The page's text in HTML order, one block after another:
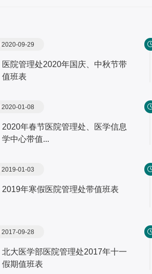
2020-09-29
医院管理处2020年国庆、中秋节带
值班表
2020-01-08
2020年春节医院管理处、医学信息
学中心带值...
2019-01-03
2019年寒假医院管理处带值班表
2017-09-28
北大医学部医院管理处2017年十一
假期值班表